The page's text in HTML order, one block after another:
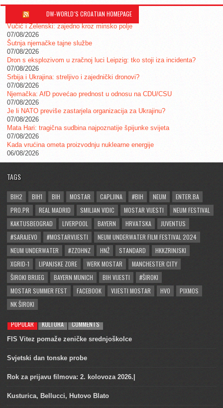
DW-WORLD´S CROATIAN HOMEPAGE
Vučić i Zelenski: zajedno kroz minsko polje
07/08/2026
Šutnja njemačke tajne službe
07/08/2026
Dron s eksplozivom u zračnoj luci Leipzig: tko stoji iza incidenta?
07/08/2026
Srbija i Ukrajina: streljivo i zajednički dronovi?
07/08/2026
Njemačka: AfD povećao prednost u odnosu na CDU/CSU
07/08/2026
Je li NATO previše zastarjela organizacija za Ukrajinu?
07/08/2026
Mata Hari: tragična sudbina najpoznatije špijunke svijeta
07/08/2026
Kada vrućina ometa proizvodnju nuklearne energije
06/08/2026
TAGS
BIH2 BIH1 BIH MOSTAR CAPLJINA #BIH NEUM
ENTER.BA
PRO.PR
REAL MADRID SMILJAN VIDIC MOSTAR VIJESTI
NEUM FESTIVAL
KAKTUSBEOGRAD
LIVERPOOL BAYERN HRVATSKA
JUVENTUS
#SARAJEVO
#MOSTARVIJESTI
NEUM UNDERWATER FILM FESTIVAL 2024
NEUM UNDERWATER
#ZZOHNZ HNŽ STANDARD
HKKZRINJSKI
XGRID-1
LIPANJSKE ZORE WERK MOSTAR
MANCHESTER CITY
ŠIROKI BRIJEG
BAYERN MUNICH BIH VIJESTI
#ŠIROKI
MOSTAR SUMMER FEST
FACEBOOK VIJESTI MOSTAR HVO
PIXMOS
NK ŠIROKI
POPULAR KULTURA COMMENTS
FIS Vitez pomaže zeničke srednjoškolce
Svjetski dan tonske probe
Rok za prijavu filmova: 2. kolovoza 2026.|
Kusturica, Bellucci, Hutovo Blato